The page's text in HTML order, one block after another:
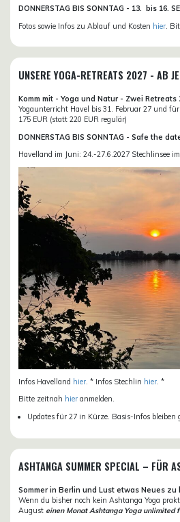
DONNERSTAG BIS SONNTAG - 13. bis 16.
Fotos sowie Infos zu Ablauf und Kosten hier .
UNSERE YOGA-RETREATS 2027 - AB
Komm mit - Yoga und Natur - Zwei Retreats
Yogaunterricht Havel bis 31. Februar 27 und
175 EUR (statt 220 EUR regulär)
DONNERSTAG BIS SONNTAG - Safe the
Havelland im Juni: 24.-27.6.2027 Stechlinsee
Infos Havelland hier . * Infos Stechlin hier . *
Bitte zeitnah hier anmelden.
Updates für 27 in Kürze. Basis-Infos bleiben
ASHTANGA SUMMER SPECIAL – FÜR
Sommer in Berlin und Lust etwas Neues zu
Wenn du bisher noch kein Ashtanga Yoga
August einen Monat Ashtanga Yoga unlimited